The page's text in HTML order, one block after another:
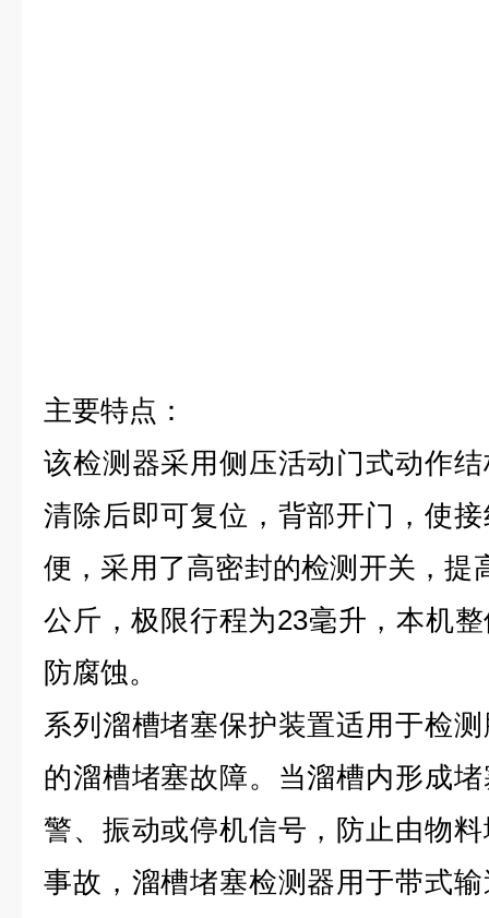
主要特点：
该检测器采用侧压活动门式动作
清除后即可复位，背部开门，使
便，采用了高密封的检测开关，提
公斤，极限行程为23毫升，本机
防腐蚀。
系列溜槽堵塞保护装置适用于检
的溜槽堵塞故障。当溜槽内形成
警、振动或停机信号，防止由物
事故，溜槽堵塞检测器用于带式